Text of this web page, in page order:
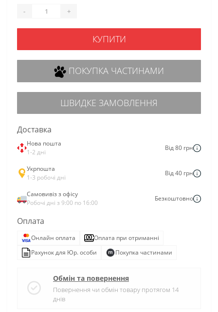
- +
КУПИТИ
ПОКУПКА ЧАСТИНАМИ
ШВИДКЕ ЗАМОВЛЕННЯ
Доставка
Нова пошта
1-2 дні
Від 80 грн
Укрпошта
1-3 робочі дні
Від 40 грн
Самовивіз з офісу
Робочі дні з 9:00 по 16:00
Безкоштовно
Оплата
Онлайн оплата
Оплата при отриманні
Рахунок для Юр. особи
Покупка частинами
Обмін та повернення
Повернення чи обмін товару протягом 14
днів